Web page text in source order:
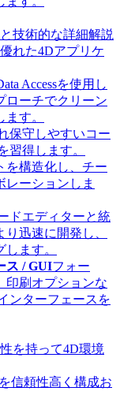
技術的な詳細解説
れた4Dアプリケ
Accessを使用し
ローチでクリーン
す。
保守しやすいコー
習得します。
を構造化し、チー
レーションしま
ドエディターと統
迅速に開発し、
ます。
ス / GUIフォー
印刷オプションな
ンターフェースを
を持って4D環境
信頼性高く構成お